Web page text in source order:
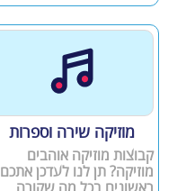
מוזיקה שירה וספרות
קבוצות מוזיקה אוהבים
מוזיקה? תן לנו לעדכן אתכם